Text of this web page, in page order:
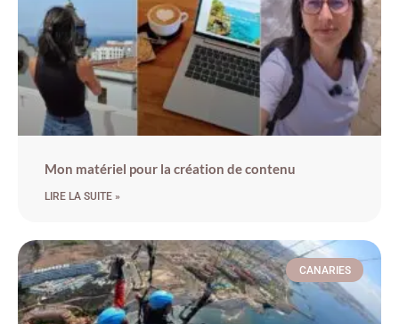
Mon matériel pour la création de contenu
LIRE LA SUITE »
CANARIES